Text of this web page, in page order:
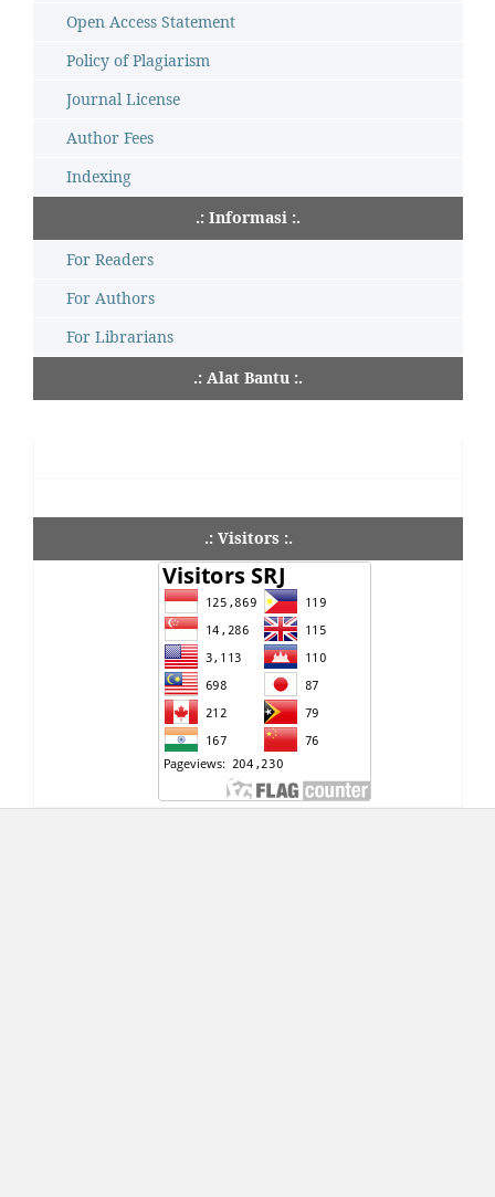
Open Access Statement
Policy of Plagiarism
Journal License
Author Fees
Indexing
.: Informasi :.
For Readers
For Authors
For Librarians
.: Alat Bantu :.
.: Visitors :.